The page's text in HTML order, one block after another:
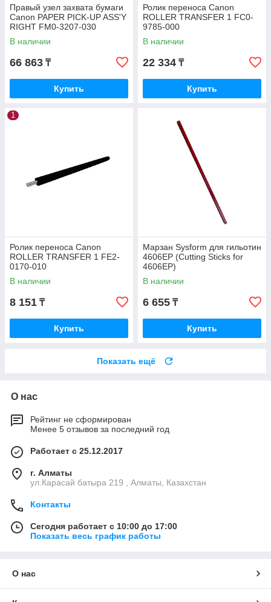
Правый узел захвата бумаги
Canon PAPER PICK-UP ASS'Y
RIGHT FM0-3207-030
В наличии
66 863 ₸
Купить
Ролик переноса Canon
ROLLER TRANSFER 1 FC0-
9785-000
В наличии
22 334 ₸
Купить
1
Ролик переноса Canon
ROLLER TRANSFER 1 FE2-
0170-010
В наличии
8 151 ₸
Купить
Марзан Sysform для гильотин
4606EP (Cutting Sticks for
4606EP)
В наличии
6 655 ₸
Купить
Показать ещё
О нас
Рейтинг не сформирован
Менее 5 отзывов за последний год
Работает с 25.12.2017
г. Алматы
ул.Карасай батыра 219 , Алматы, Казахстан
Контакты
Сегодня работает с 10:00 до 17:00
Показать весь график работы
О нас